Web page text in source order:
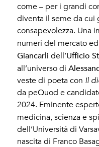
come – per i grandi
diventa il seme da
consapevolezza. Una
numeri del mercato
Giancarli dell’Ufficio
all’universo di
veste di poeta con Il
da peQuod e
2024. Eminente
medicina, scienza e
dell’Università di
nascita di Franco